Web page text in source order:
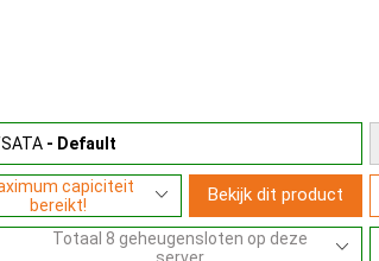
- Default
capiciteit
bereikt!
Bekijk dit product
Totaal 8 geheugensloten op deze